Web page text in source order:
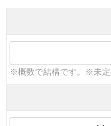
※概数で結構です。※未定